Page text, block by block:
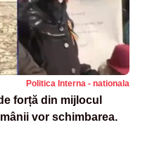
Politica Interna - nationala
forță din mijlocul
vor schimbarea.